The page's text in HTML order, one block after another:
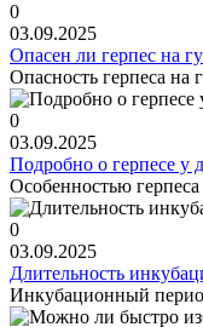
0
03.09.2025
Опасен ли герпес на
Опасность герпеса на
0
03.09.2025
Подробно о герпесе у
Особенностью
0
03.09.2025
Длительность
Инкубационный